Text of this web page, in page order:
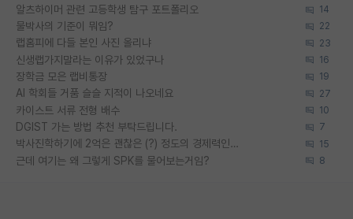
알츠하이머 관련 고등학생 탐구 포트폴리오 14
물박사의 기준이 뭐임? 22
랩홈피에 다들 본인 사진 올리냐 23
신생랩가지말라는 이유가 있었구나 16
장학금 모은 랩비통장 19
AI 학회들 거품 슬슬 지적이 나오네요 27
카이스트 서류 전형 배수 10
DGIST 가는 방법 추천 부탁드립니다. 7
박사진학하기에 2억은 괜찮은 (?) 정도의 경제력인가요 15
근데 여기는 왜 그렇게 SPK를 물어보는거임? 8